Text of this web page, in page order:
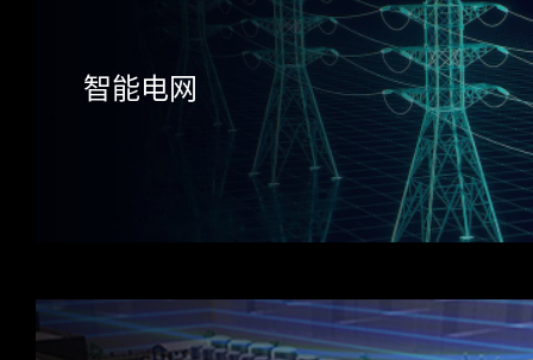
智能电网